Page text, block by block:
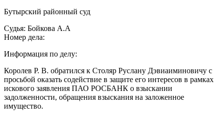
Бутырский районный суд
Судья: Бойкова А.А
Номер дела:
Информация по делу:
Королев Р. В. обратился к Столяр Руслану Дэвиаиминовичу с
просьбой оказать содействие в защите его интересов в рамках
искового заявления ПАО РОСБАНК о взыскании
задолженности, обращения взыскания на заложенное
имущество.